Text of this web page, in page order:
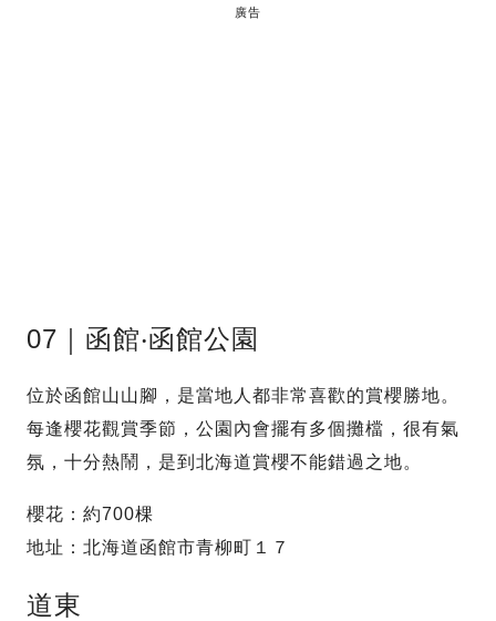
廣告
07｜函館‧函館公園
位於函館山山腳，是當地人都非常喜歡的賞櫻勝地。
每逢櫻花觀賞季節，公園內會擺有多個攤檔，很有氣
氛，十分熱鬧，是到北海道賞櫻不能錯過之地。
櫻花：約700棵
地址：北海道函館市青柳町１７
道東